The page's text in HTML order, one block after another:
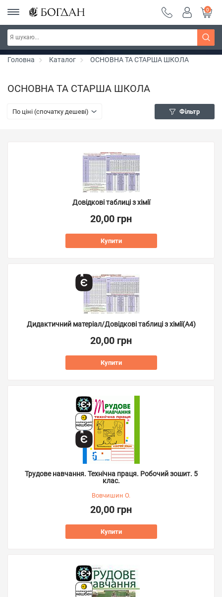
Серія "Вандербікери" ~ знижка 25%
0
Головна Каталог ОСНОВНА ТА СТАРША ШКОЛА
ОСНОВНА ТА СТАРША ШКОЛА
По ціні (спочатку дешеві) Фільтр
Довідкові таблиці з хімії
20,00 грн
Купити
Дидактичний матеріал/Довідкові таблиці з хімії(А4)
20,00 грн
Купити
Трудове навчання. Технічна праця. Робочий зошит. 5
клас.
Вовчишин О.
20,00 грн
Купити